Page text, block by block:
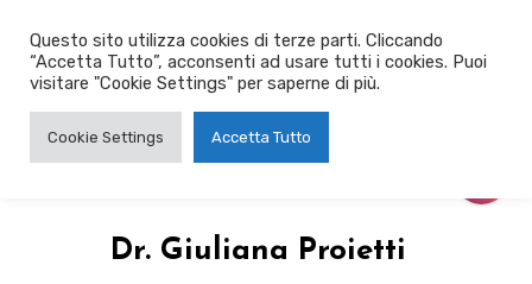
contenuto
Dr. Giuliana Proietti
Questo sito utilizza cookies di terze parti. Cliccando
“Accetta Tutto”, acconsenti ad usare tutti i cookies. Puoi
visitare "Cookie Settings" per saperne di più.
Cookie Settings Accetta Tutto